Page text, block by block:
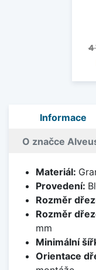
4
Informace
O značce
Materiál:
Provedení:
Rozměr
Rozměr
mm
Minimální
Orientace